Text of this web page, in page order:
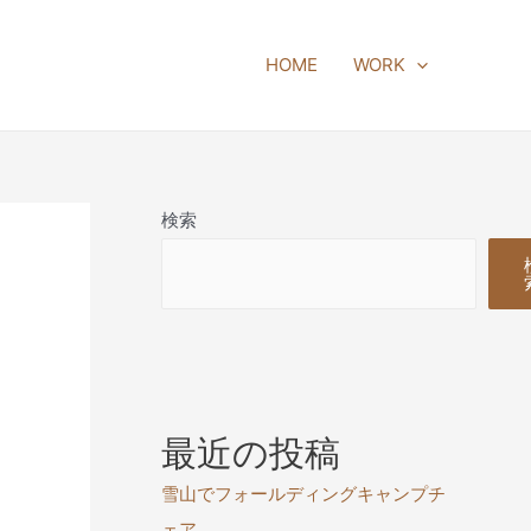
HOME WORK
検索
最近の投稿
雪山でフォールディングキャンプチ